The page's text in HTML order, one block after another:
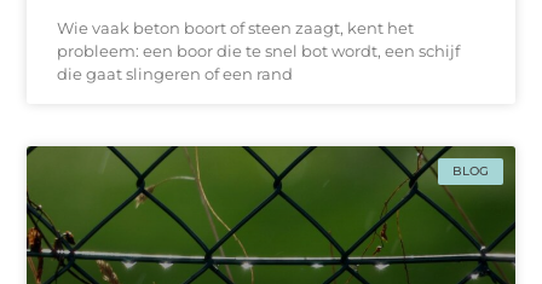
Wie vaak beton boort of steen zaagt, kent het
probleem: een boor die te snel bot wordt, een schijf
die gaat slingeren of een rand
BLOG